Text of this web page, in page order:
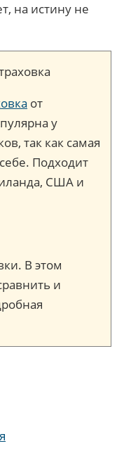
на истину не
от
у
так как самая
Подходит
США и
В этом
и